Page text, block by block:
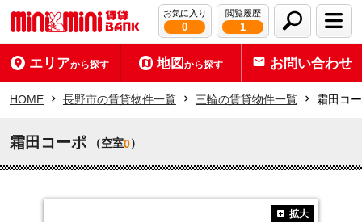
お気に入り
0
閲覧履歴
1
エリアから探す 地図から探す お問い合わせ
HOME 長野市の賃貸物件一覧 三輪の賃貸物件一覧 霜田コ
霜田コーポ （空室0）
拡大